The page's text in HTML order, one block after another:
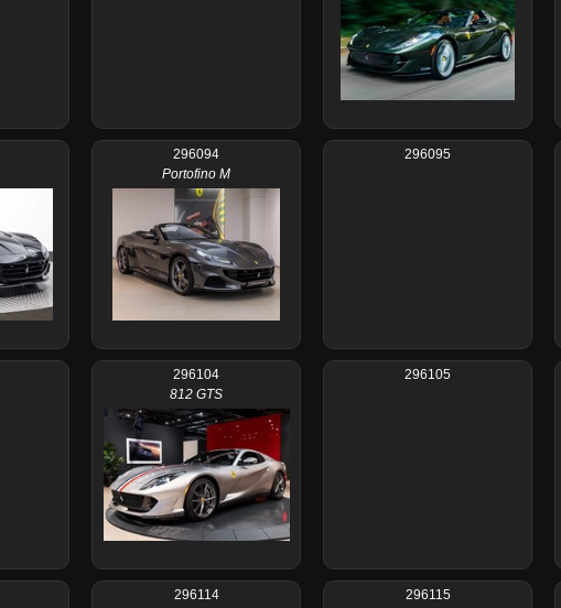
296094
Portofino M
296095
296104
812 GTS
296105
296114
296115